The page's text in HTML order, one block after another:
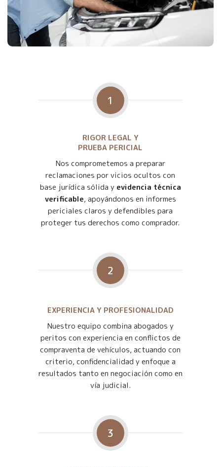
1
RIGOR LEGAL Y
PRUEBA PERICIAL
Nos comprometemos a preparar
reclamaciones por vicios ocultos con
base jurídica sólida y evidencia técnica
verificable, apoyándonos en informes
periciales claros y defendibles para
proteger tus derechos como comprador.
2
EXPERIENCIA Y PROFESIONALIDAD
Nuestro equipo combina abogados y
peritos con experiencia en conflictos de
compraventa de vehículos, actuando con
criterio, confidencialidad y enfoque a
resultados tanto en negociación como en
vía judicial.
3